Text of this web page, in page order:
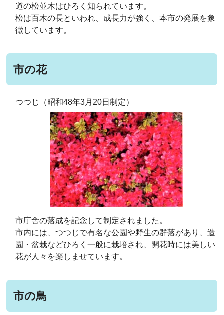
道の松並木はひろく知られています。
松は百木の長といわれ、成長力が強く、本市の発展を象
徴しています。
市の花
つつじ（昭和48年3月20日制定）
市庁舎の落成を記念して制定されました。
市内には、つつじで有名な公園や野生の群落があり、造
園・盆栽などひろく一般に栽培され、開花時には美しい
花が人々を楽しませています。
市の鳥